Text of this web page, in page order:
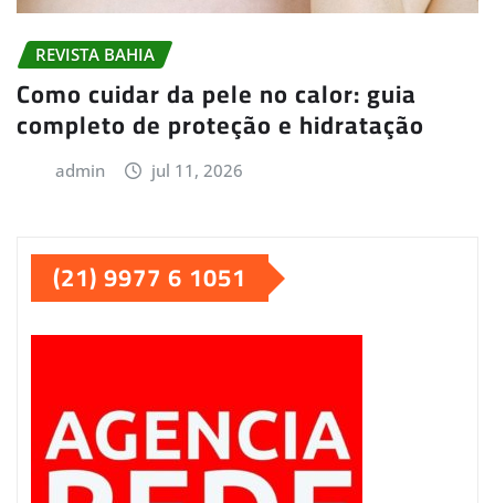
REVISTA BAHIA
Como cuidar da pele no calor: guia
completo de proteção e hidratação
admin jul 11, 2026
(21) 9977 6 1051